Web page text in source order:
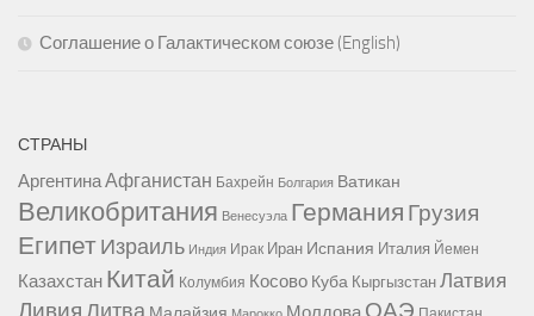
Соглашение о Галактическом союзе (English)
СТРАНЫ
АргентинаАфганистан Бахрейн Болгария Ватикан
Великобритания Венесуэла Германия Грузия
ЕгипетИзраиль Индия Ирак Иран Испания Италия Йемен
Казахстан Китай Колумбия Косово Куба Кыргызстан Латвия
Ливия